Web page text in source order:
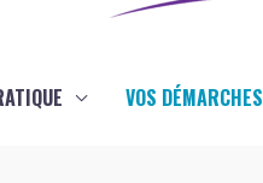
VOS DÉMARCHES